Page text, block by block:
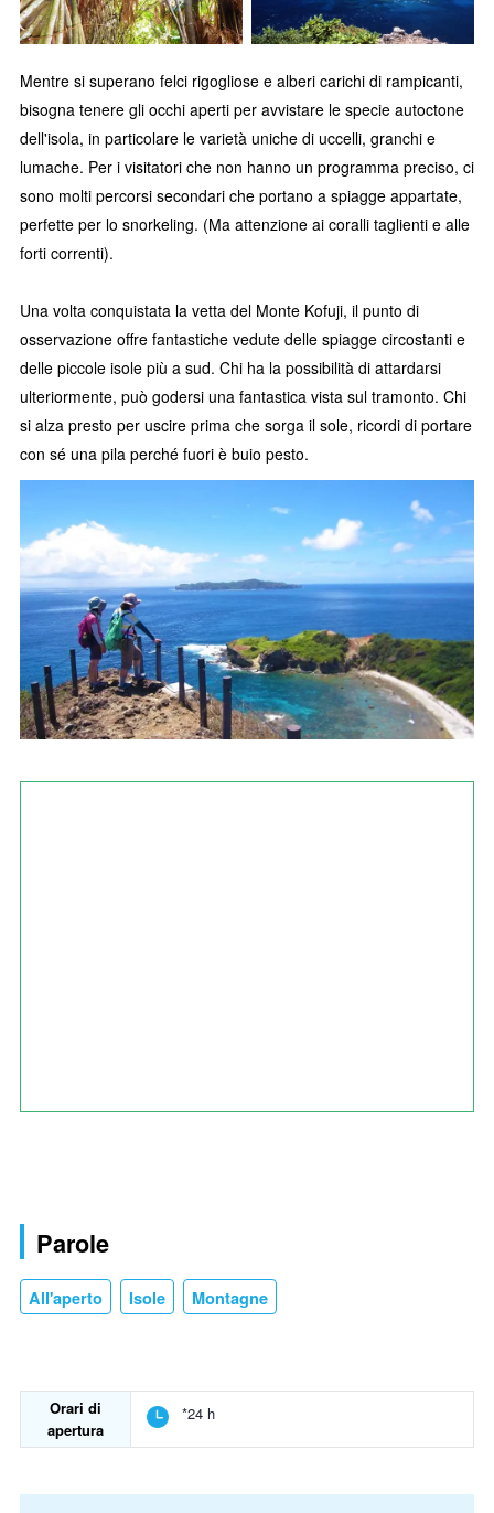
Mentre si superano felci rigogliose e alberi carichi di rampicanti,
bisogna tenere gli occhi aperti per avvistare le specie autoctone
dell'isola, in particolare le varietà uniche di uccelli, granchi e
lumache. Per i visitatori che non hanno un programma preciso, ci
sono molti percorsi secondari che portano a spiagge appartate,
perfette per lo snorkeling. (Ma attenzione ai coralli taglienti e alle
forti correnti).
Una volta conquistata la vetta del Monte Kofuji, il punto di
osservazione offre fantastiche vedute delle spiagge circostanti e
delle piccole isole più a sud. Chi ha la possibilità di attardarsi
ulteriormente, può godersi una fantastica vista sul tramonto. Chi
si alza presto per uscire prima che sorga il sole, ricordi di portare
con sé una pila perché fuori è buio pesto.
Parole
All'aperto Isole Montagne
Orari di
apertura
*24 h